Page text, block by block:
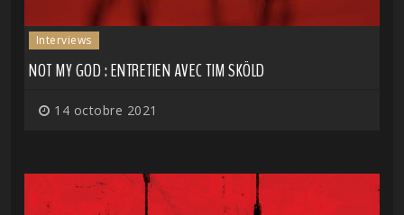
Interviews
NOT MY GOD : ENTRETIEN AVEC TIM SKÖLD
14 octobre 2021